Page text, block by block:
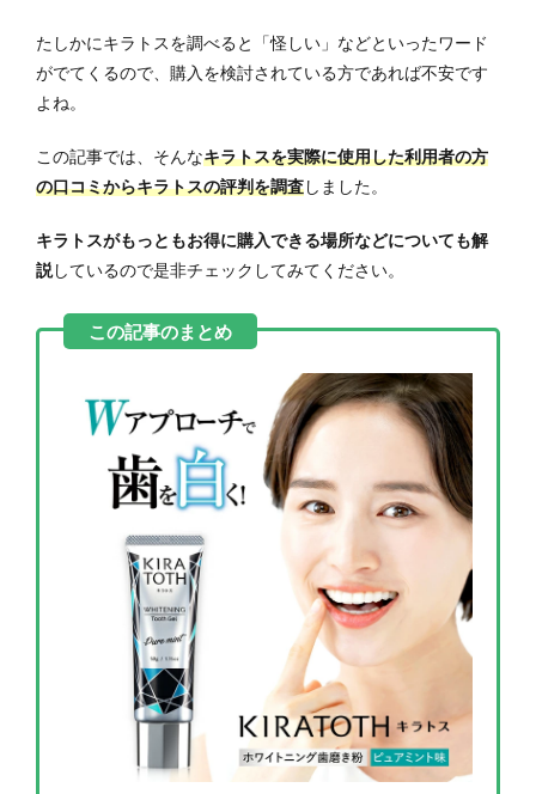
たしかにキラトスを調べると「怪しい」などといったワード
がでてくるので、購入を検討されている方であれば不安です
よね。
この記事では、そんなキラトスを実際に使用した利用者の方
の口コミからキラトスの評判を調査しました。
キラトスがもっともお得に購入できる場所などについても解
説しているので是非チェックしてみてください。